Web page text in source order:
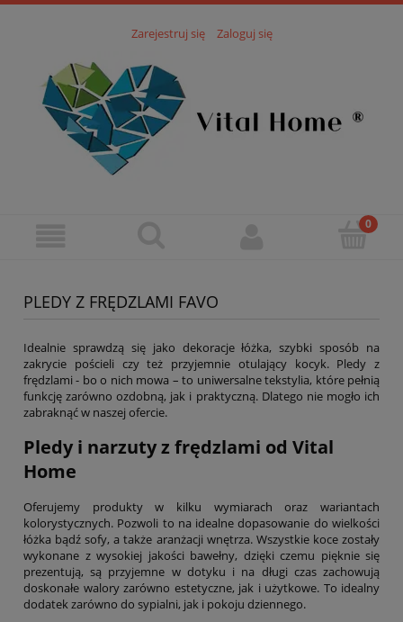
Zarejestruj się Zaloguj się
PLEDY Z FRĘDZLAMI FAVO
Idealnie sprawdzą się jako dekoracje łóżka, szybki sposób na
zakrycie pościeli czy też przyjemnie otulający kocyk. Pledy z
frędzlami - bo o nich mowa – to uniwersalne tekstylia, które pełnią
funkcję zarówno ozdobną, jak i praktyczną. Dlatego nie mogło ich
zabraknąć w naszej ofercie.
Pledy i narzuty z frędzlami od Vital
Home
Oferujemy produkty w kilku wymiarach oraz wariantach
kolorystycznych. Pozwoli to na idealne dopasowanie do wielkości
łóżka bądź sofy, a także aranżacji wnętrza. Wszystkie koce zostały
wykonane z wysokiej jakości bawełny, dzięki czemu pięknie się
prezentują, są przyjemne w dotyku i na długi czas zachowują
doskonałe walory zarówno estetyczne, jak i użytkowe. To idealny
dodatek zarówno do sypialni, jak i pokoju dziennego.